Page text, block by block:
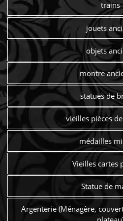
trains
jouets
objets
montre
statues de
vieilles pièces
médailles
Vieilles cartes
Statue de
Argenterie (Ménagère,